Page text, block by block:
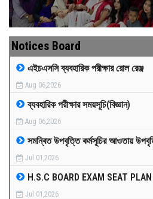
ACADEMICS
GALLERY
MEDIA
PAYMENT
CO-CURRICULUM
RESULTS
Notices Board
এইচএসসি ব্যবহারিক পরীক্ষার রোল রেঞ্জ
Aug 06,2026
ব্যবহারিক পরীক্ষার সময়সূচি(বিজ্ঞান)
Aug 06,2026
সমন্বিত উপবৃত্তি কর্মসূচির আওতায়
Jul 01,2026
H.S.C BOARD EXAM SEAT
Jul 01,2026